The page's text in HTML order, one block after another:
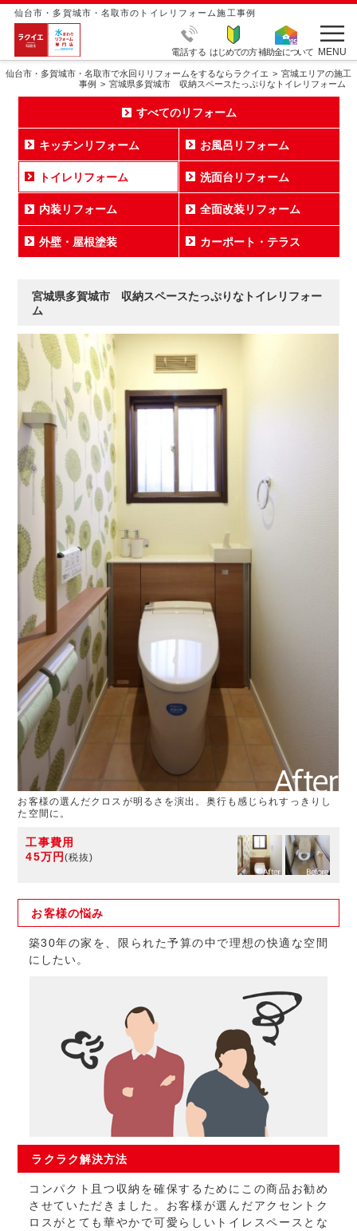
仙台市・多賀城市・名取市のトイレリフォーム施工事例
電話する はじめての方補助金について MENU
仙台市・多賀城市・名取市で水回りリフォームをするならラクイエ
宮城エリアの施工
事例
宮城県多賀城市 収納スペースたっぷりなトイレリフォーム
すべてのリフォーム
キッチンリフォーム お風呂リフォーム
トイレリフォーム 洗面台リフォーム
内装リフォーム 全面改装リフォーム
外壁・屋根塗装 カーポート・テラス
宮城県多賀城市 収納スペースたっぷりなトイレリフォー
ム
お客様の選んだクロスが明るさを演出。奥行も感じられすっきりし
た空間に。
工事費用
45万円 (税抜)
お客様の悩み
築30年の家を、限られた予算の中で理想の快適な空間
にしたい。
ラクラク解決方法
コンパクト且つ収納を確保するためにこの商品お勧め
させていただきました。お客様が選んだアクセントク
ロスがとても華やかで可愛らしいトイレスペースとな